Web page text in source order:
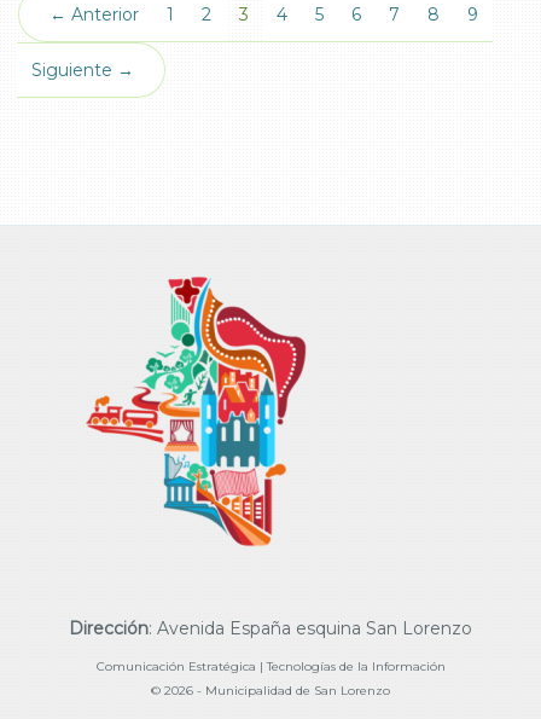
← Anterior 1 2 3 (actual)
4 5 6 7 8 9
Siguiente →
Dirección: Avenida España esquina San Lorenzo
Comunicación Estratégica | Tecnologías de la Información
© 2026 - Municipalidad de San Lorenzo